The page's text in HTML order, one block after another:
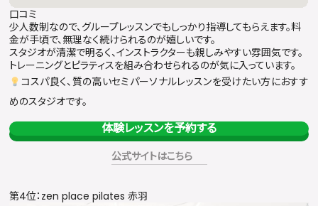
口コミ
少人数制なので、グループレッスンでもしっかり指導してもらえます。料
金が手頃で、無理なく続けられるのが嬉しいです。
スタジオが清潔で明るく、インストラクターも親しみやすい雰囲気です。
トレーニングとピラティスを組み合わせられるのが気に入っています。
コスパ良く、質の高いセミパーソナルレッスンを受けたい方におすす
めのスタジオです。
体験レッスンを予約する
公式サイトはこちら
第4位：zen place pilates 赤羽